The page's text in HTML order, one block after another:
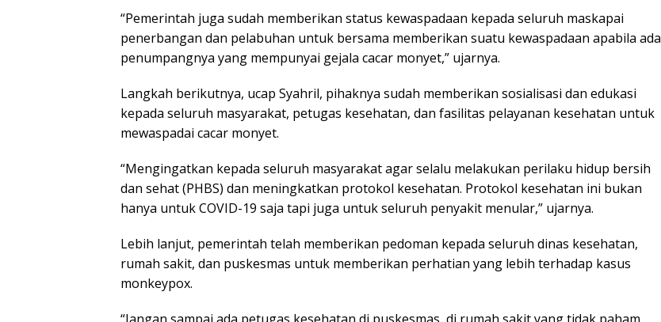
“Pemerintah juga sudah memberikan status kewaspadaan kepada seluruh maskapai
penerbangan dan pelabuhan untuk bersama memberikan suatu kewaspadaan apabila ada
penumpangnya yang mempunyai gejala cacar monyet,” ujarnya.
Langkah berikutnya, ucap Syahril, pihaknya sudah memberikan sosialisasi dan edukasi
kepada seluruh masyarakat, petugas kesehatan, dan fasilitas pelayanan kesehatan untuk
mewaspadai cacar monyet.
“Mengingatkan kepada seluruh masyarakat agar selalu melakukan perilaku hidup bersih
dan sehat (PHBS) dan meningkatkan protokol kesehatan. Protokol kesehatan ini bukan
hanya untuk COVID-19 saja tapi juga untuk seluruh penyakit menular,” ujarnya.
Lebih lanjut, pemerintah telah memberikan pedoman kepada seluruh dinas kesehatan,
rumah sakit, dan puskesmas untuk memberikan perhatian yang lebih terhadap kasus
monkeypox.